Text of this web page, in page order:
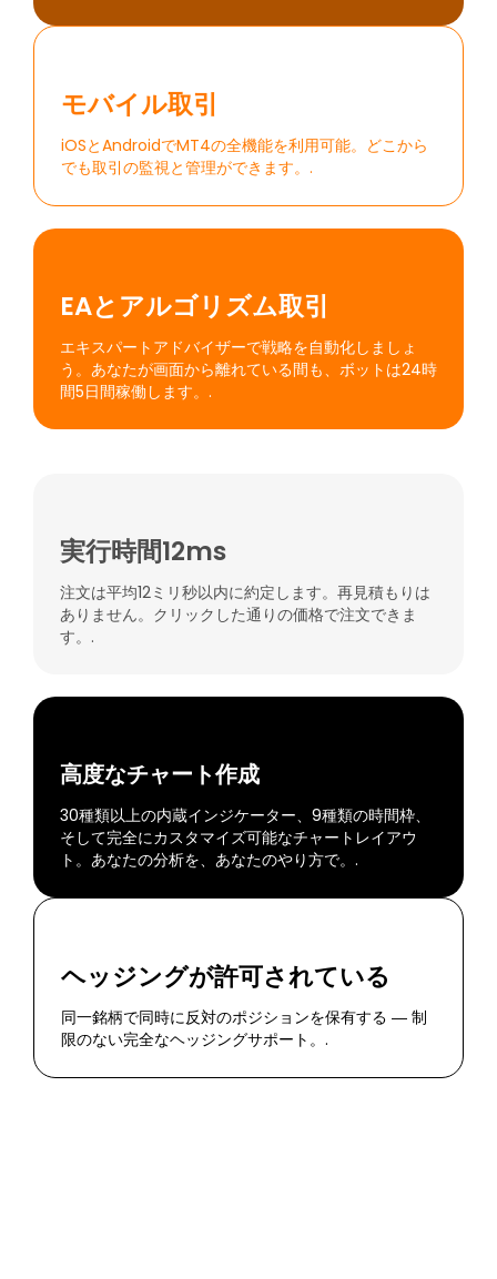
モバイル取引
iOSとAndroidでMT4の全機能を利用可能。どこから
でも取引の監視と管理ができます。.
EAとアルゴリズム取引
エキスパートアドバイザーで戦略を自動化しましょ
う。あなたが画面から離れている間も、ボットは24時
間5日間稼働します。.
実行時間12ms
注文は平均12ミリ秒以内に約定します。再見積もりは
ありません。クリックした通りの価格で注文できま
す。.
高度なチャート作成
30種類以上の内蔵インジケーター、9種類の時間枠、
そして完全にカスタマイズ可能なチャートレイアウ
ト。あなたの分析を、あなたのやり方で。.
ヘッジングが許可されている
同一銘柄で同時に反対のポジションを保有する ― 制
限のない完全なヘッジングサポート。.